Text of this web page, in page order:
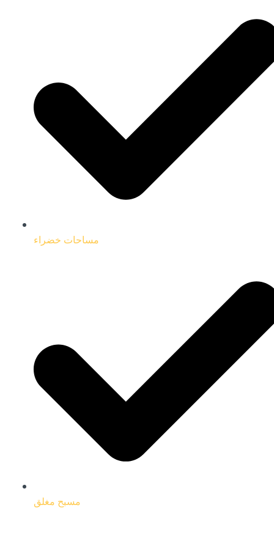
مساحات خضراء
مسبح مغلق